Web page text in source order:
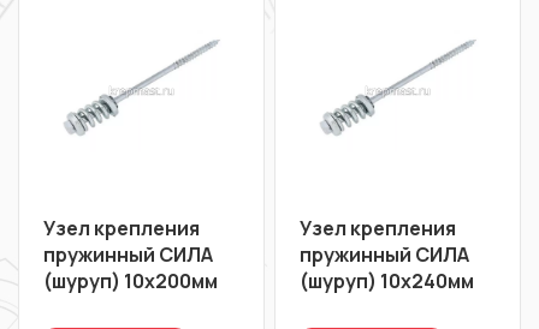
Узел крепления
пружинный СИЛА
(шуруп) 10х200мм
Узел крепления
пружинный СИЛА
(шуруп) 10х240мм